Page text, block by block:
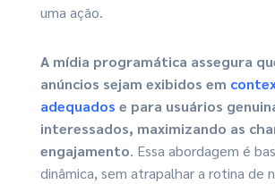
uma ação.
A mídia programática assegura
anúncios sejam exibidos em
adequados e para usuários
interessados, maximizando as
engajamento. Essa abordagem é
dinâmica, sem atrapalhar a rotina de